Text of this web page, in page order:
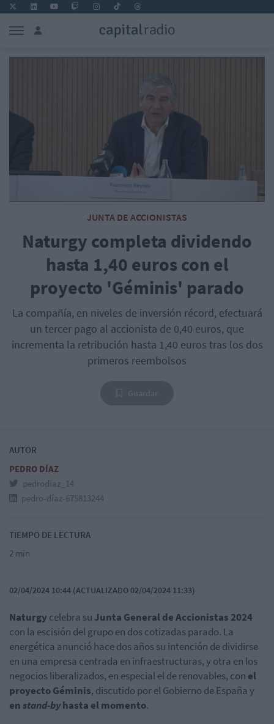
JUNTA DE ACCIONISTAS
Naturgy completa dividendo
hasta 1,40 euros con el
proyecto 'Géminis' parado
La compañía, en niveles de inversión récord, efectuará
un tercer pago al accionista de 0,40 euros, que
incrementa la retribución hasta 1,40 euros tras los dos
primeros reembolsos
AUTOR
PEDRO DÍAZ
pedrodiaz_14
pedro-díaz-675813244
TIEMPO DE LECTURA
2 min
02/04/2024 10:44 (ACTUALIZADO 02/04/2024 11:33)
Naturgycelebra su Junta General de Accionistas 2024
con la escisión del grupo en dos cotizadas parado. La
energética anunció hace dos años su intención de dividirse
en una empresa centrada en infraestructuras, y otra en los
negocios liberalizados, en especial el de renovables, con el
proyecto Géminis, discutido por el Gobierno de España y
enstand-byhasta el momento.